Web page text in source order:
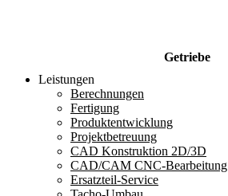
Getriebe
Leistungen
Berechnungen
Fertigung
Produktentwicklung
Projektbetreuung
CAD Konstruktion 2D/3D
CAD/CAM CNC-Bearbeitung
Ersatzteil-Service